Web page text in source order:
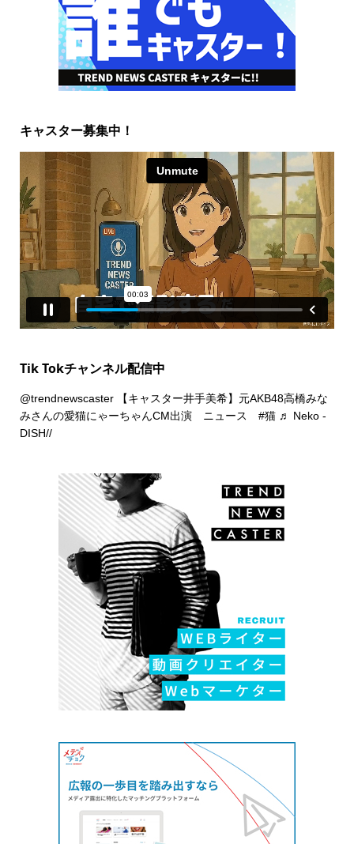
キャスター募集中！
Tik Tokチャンネル配信中
@trendnewscaster【キャスター井手美希】元AKB48高橋みな
みさんの愛猫にゃーちゃんCM出演 ニュース #猫 ♬ Neko -
DISH//